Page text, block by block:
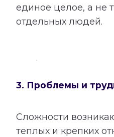
единое целое, а не
отдельных людей.
3. Проблемы и
Сложности
теплых и крепких